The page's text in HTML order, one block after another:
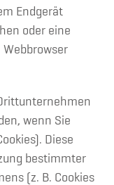
Endgerät
oder eine
wenn Sie
Diese
bestimmter
(z. B. Cookies